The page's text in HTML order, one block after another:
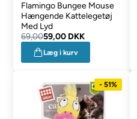
Flamingo Bungee Mouse
Hængende Kattelegetøj
Med Lyd
69,0059,00 DKK
Læg i kurv
- 51%